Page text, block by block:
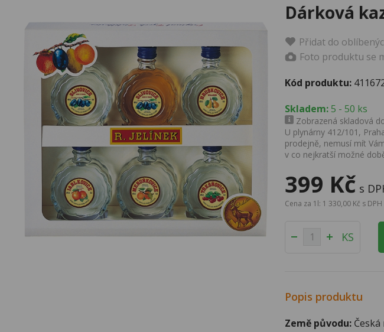
Dárková
Přidat do
Foto produktu se
Kód produktu:
Skladem:5 - 50 ks
Zobrazená skladová
U plynárny 412/101,
prodejně, nemusí mít
v co nejkratší možné
399 Kč s
Cena za 1l: 1 330,00 Kč s DPH
KS
Popis produktu
Země původu: